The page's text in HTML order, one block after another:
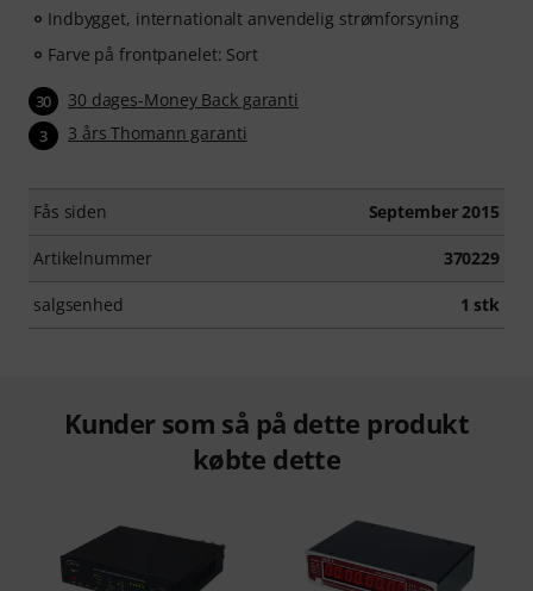
Indbygget, internationalt anvendelig strømforsyning
Farve på frontpanelet: Sort
30 30 dages-Money Back garanti
3 3 års Thomann garanti
Fås siden September 2015
Artikelnummer 370229
salgsenhed 1 stk
Kunder som så på dette produkt
købte dette